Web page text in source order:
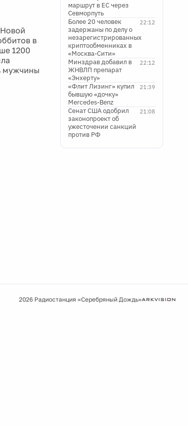
в
1200
мужчины
маршрут в ЕС через
Севморпуть
22:12
Более 20 человек
задержаны по делу о
незарегистрированных
криптообменниках в
«Москва-Сити»
22:12
Минздрав добавил в
ЖНВЛП препарат
«Энхерту»
21:39
«Флит Лизинг» купил
бывшую «дочку»
Mercedes-Benz
21:08
Сенат США одобрил
законопроект об
ужесточении санкций
против РФ
2026 Радиостанция «Серебряный Дождь»